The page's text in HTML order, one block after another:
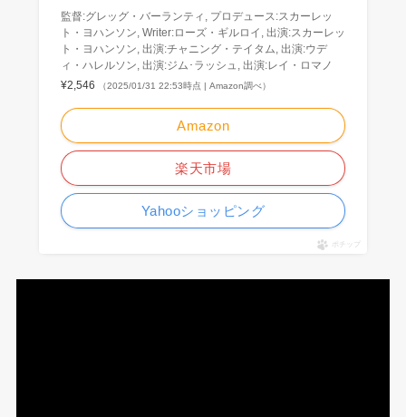
監督:グレッグ・バーランティ, プロデュース:スカーレッ
ト・ヨハンソン, Writer:ローズ・ギルロイ, 出演:スカーレッ
ト・ヨハンソン, 出演:チャニング・テイタム, 出演:ウデ
ィ・ハレルソン, 出演:ジム･ラッシュ, 出演:レイ・ロマノ
¥2,546
（2025/01/31 22:53時点 | Amazon調べ）
Amazon
楽天市場
Yahooショッピング
ポチップ